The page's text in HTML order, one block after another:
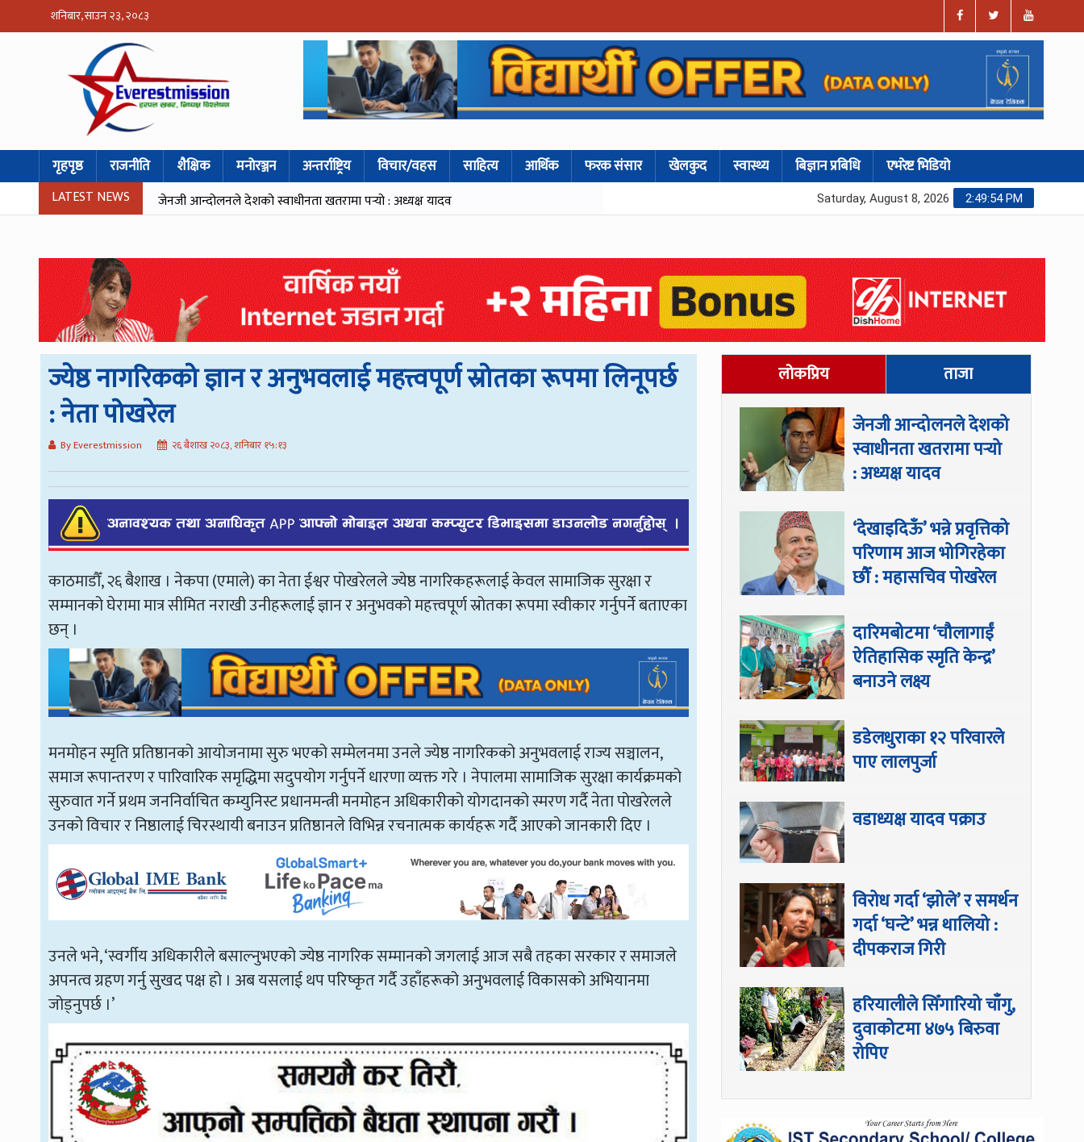
शनिबार, साउन २३, २०८३
गृहपृष्ठ राजनीति शैक्षिक मनोरञ्जन अन्तर्राष्ट्रिय विचार/वहस साहित्य आर्थिक फरक संसार खेलकुद स्वास्थ्य बिज्ञान प्रबिधि एभरेष्ट भिडियो
LATEST NEWS जेनजी आन्दोलनले देशको स्वाधीनता खतरामा पर्‍यो : अध्यक्ष यादव 2:49:55 PM
Saturday, August 8, 2026
ज्येष्ठ नागरिकको ज्ञान र अनुभवलाई महत्त्वपूर्ण स्रोतका रूपमा लिनूपर्छ
: नेता पोखरेल
By Everestmission २६ बैशाख २०८३, शनिबार १५:१३
काठमाडौँ, २६ बैशाख । नेकपा (एमाले) का नेता ईश्वर पोखरेलले ज्येष्ठ नागरिकहरूलाई केवल सामाजिक सुरक्षा र
सम्मानको घेरामा मात्र सीमित नराखी उनीहरूलाई ज्ञान र अनुभवको महत्त्वपूर्ण स्रोतका रूपमा स्वीकार गर्नुपर्ने बताएका
छन् ।
मनमोहन स्मृति प्रतिष्ठानको आयोजनामा सुरु भएको सम्मेलनमा उनले ज्येष्ठ नागरिकको अनुभवलाई राज्य सञ्चालन,
समाज रूपान्तरण र पारिवारिक समृद्धिमा सदुपयोग गर्नुपर्ने धारणा व्यक्त गरे । नेपालमा सामाजिक सुरक्षा कार्यक्रमको
सुरुवात गर्ने प्रथम जननिर्वाचित कम्युनिस्ट प्रधानमन्त्री मनमोहन अधिकारीको योगदानको स्मरण गर्दै नेता पोखरेलले
उनको विचार र निष्ठालाई चिरस्थायी बनाउन प्रतिष्ठानले विभिन्न रचनात्मक कार्यहरू गर्दै आएको जानकारी दिए ।
उनले भने, ‘स्वर्गीय अधिकारीले बसाल्नुभएको ज्येष्ठ नागरिक सम्मानको जगलाई आज सबै तहका सरकार र समाजले
अपनत्व ग्रहण गर्नु सुखद पक्ष हो । अब यसलाई थप परिष्कृत गर्दै उहाँहरूको अनुभवलाई विकासको अभियानमा
जोड्नुपर्छ ।’
लोकप्रिय ताजा
जेनजी आन्दोलनले देशको
स्वाधीनता खतरामा पर्‍यो
: अध्यक्ष यादव
‘देखाइदिऊँ’ भन्ने प्रवृत्तिको
परिणाम आज भोगिरहेका
छौँ : महासचिव पोखरेल
दारिमबोटमा ‘चौलागाईं
ऐतिहासिक स्मृति केन्द्र’
बनाउने लक्ष्य
डडेलधुराका १२ परिवारले
पाए लालपुर्जा
वडाध्यक्ष यादव पक्राउ
विरोध गर्दा ‘झोले’ र समर्थन
गर्दा ‘घन्टे’ भन्न थालियो :
दीपकराज गिरी
हरियालीले सिँगारियो चाँगु,
दुवाकोटमा ४७५ बिरुवा
रोपिए